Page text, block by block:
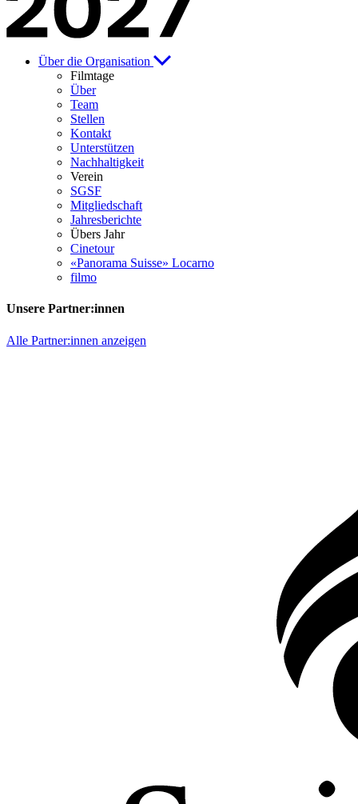
Über die Organisation
Filmtage
Über
Team
Stellen
Kontakt
Unterstützen
Nachhaltigkeit
Verein
SGSF
Mitgliedschaft
Jahresberichte
Übers Jahr
Cinetour
«Panorama Suisse» Locarno
filmo
Unsere Partner:innen
Alle Partner:innen anzeigen